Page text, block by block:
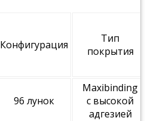
Конфигурация
Тип
покрытия
96 лунок
Maxibinding
с высокой
адгезией